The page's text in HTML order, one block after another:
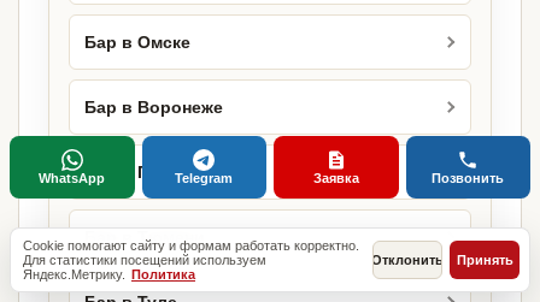
Бар в Омске
Бар в Воронеже
Бар в Перми
Бар в Тюмени
Cookie помогают сайту и формам работать корректно.
Для статистики посещений используем
Яндекс.Метрику. Политика
Отклонить Принять
WhatsApp Telegram Заявка Позвонить